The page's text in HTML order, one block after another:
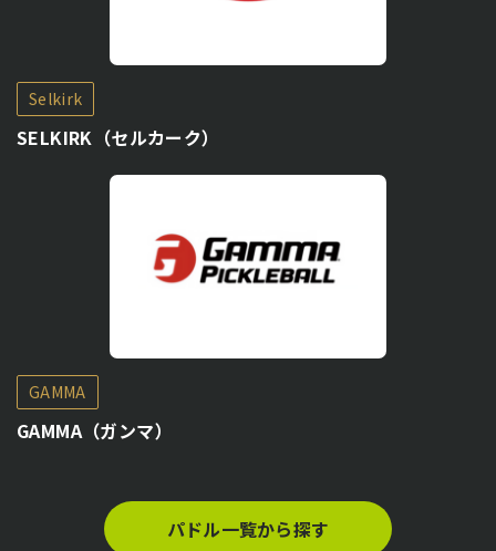
Selkirk
SELKIRK（セルカーク）
GAMMA
GAMMA（ガンマ）
パドル一覧から探す